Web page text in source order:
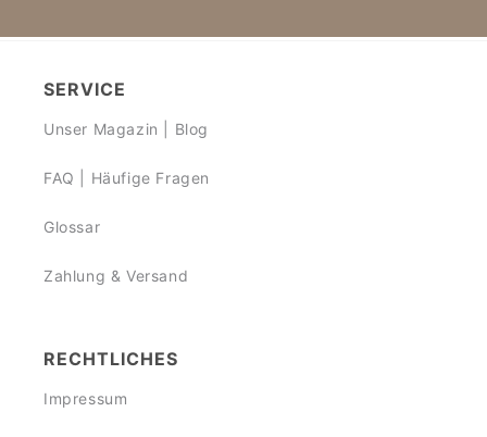
SERVICE
Unser Magazin | Blog
FAQ | Häufige Fragen
Glossar
Zahlung & Versand
RECHTLICHES
Impressum